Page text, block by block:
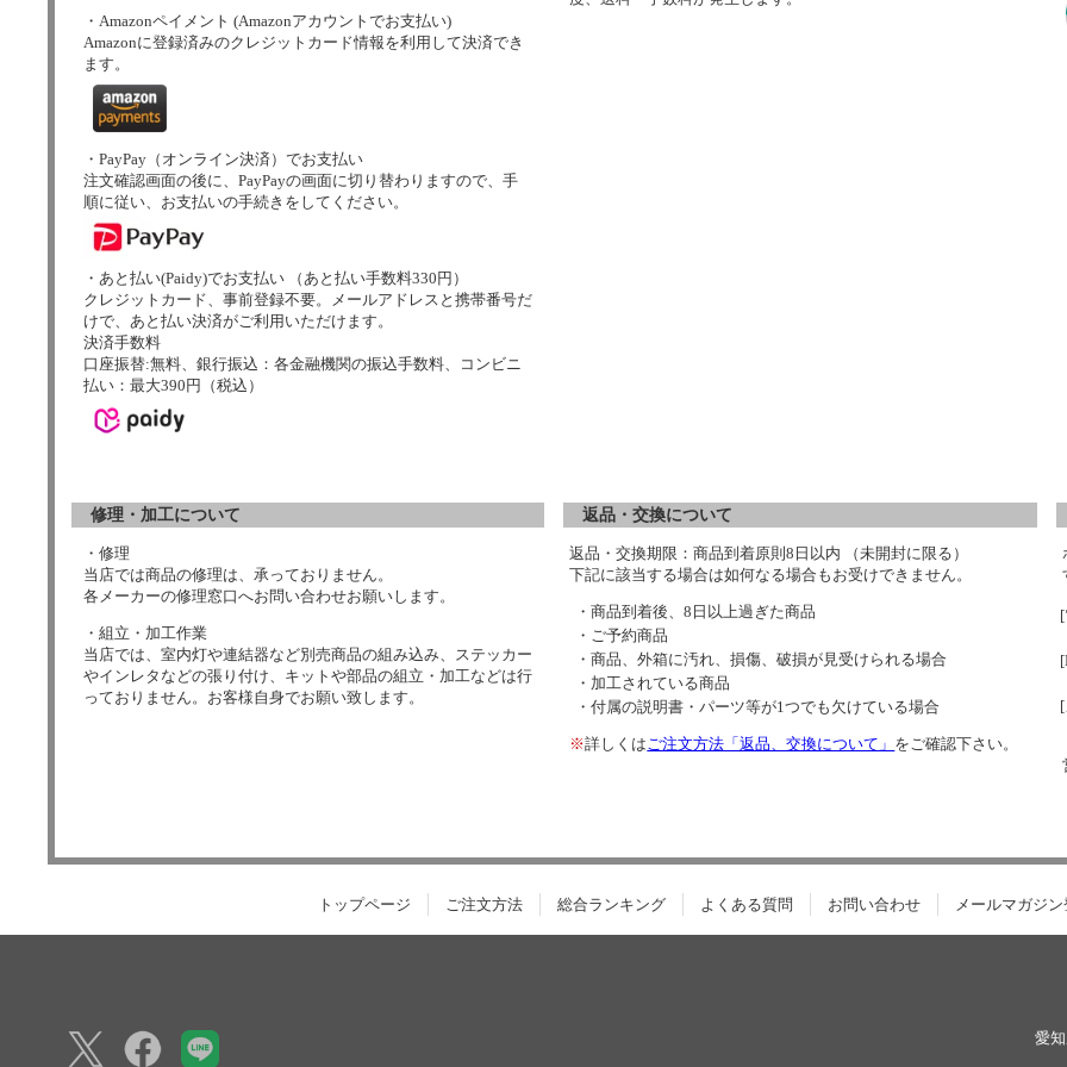
・Amazonペイメント (Amazonアカウントでお支払い)
Amazonに登録済みのクレジットカード情報を利用して決済でき
ます。
・PayPay（オンライン決済）でお支払い
注文確認画面の後に、PayPayの画面に切り替わりますので、手
順に従い、お支払いの手続きをしてください。
・あと払い(Paidy)でお支払い （あと払い手数料330円）
クレジットカード、事前登録不要。メールアドレスと携帯番号だ
けで、あと払い決済がご利用いただけます。
決済手数料
口座振替:無料、銀行振込：各金融機関の振込手数料、コンビニ
払い：最大390円（税込）
修理・加工について
・修理
当店では商品の修理は、承っておりません。
各メーカーの修理窓口へお問い合わせお願いします。
・組立・加工作業
当店では、室内灯や連結器など別売商品の組み込み、ステッカー
やインレタなどの張り付け、キットや部品の組立・加工などは行
っておりません。お客様自身でお願い致します。
返品・交換について
返品・交換期限：商品到着原則8日以内 （未開封に限る）
下記に該当する場合は如何なる場合もお受けできません。
・商品到着後、8日以上過ぎた商品
・ご予約商品
・商品、外箱に汚れ、損傷、破損が見受けられる場合
・加工されている商品
・付属の説明書・パーツ等が1つでも欠けている場合
※詳しくはご注文方法「返品、交換について」 をご確認下さい。
トップページ ご注文方法 総合ランキング よくある質問 お問い合わせ メールマガジン
愛